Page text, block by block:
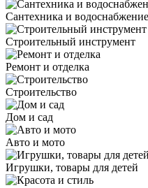
Сантехника и водоснабжение
Строительный инструмент
Ремонт и отделка
Строительство
Дом и сад
Авто и мото
Игрушки, товары для детей